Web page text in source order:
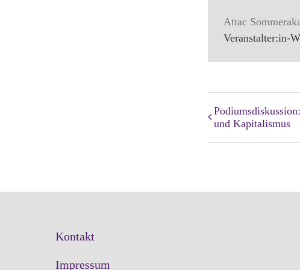
Attac
Veranstalter:in-
und Kapitalismus
Kontakt
Impressum